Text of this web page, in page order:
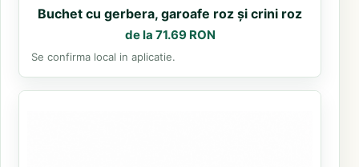
Buchet cu gerbera, garoafe roz și crini roz
de la 71.69 RON
Se confirma local in aplicatie.